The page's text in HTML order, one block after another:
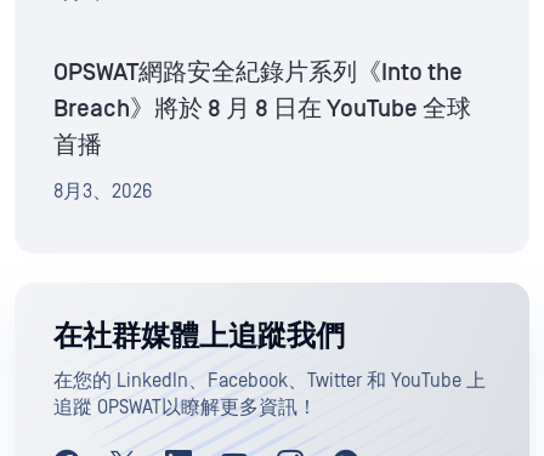
OPSWAT網路安全紀錄片系列《Into the
Breach》將於 8 月 8 日在 YouTube 全球
首播
8月3、2026
在社群媒體上追蹤我們
在您的 LinkedIn、Facebook、Twitter 和 YouTube 上
追蹤 OPSWAT以瞭解更多資訊！